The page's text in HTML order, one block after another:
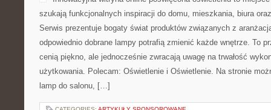
szukają funkcjonalnych inspiracji do domu, mieszkania, biura
Serwis prezentuje bogaty świat produktów związanych z
odpowiednio dobrane lampy potrafią zmienić każde wnętrze. To
cenią piękno, ale jednocześnie zwracają uwagę na trwałość
użytkowania. Polecam: Oświetlenie i Oświetlenie. Na stronie
lamp do salonu, […]